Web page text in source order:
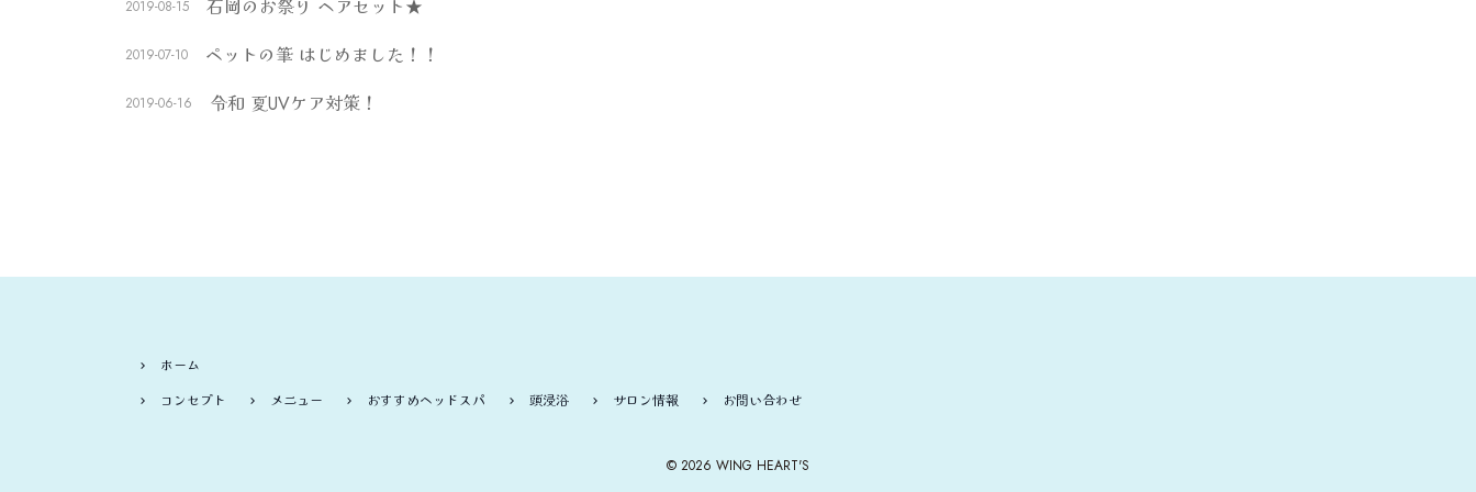
2019-08-15 石岡のお祭り ヘアセット★
2019-07-10 ペットの筆 はじめました！！
2019-06-16 令和 夏UVケア対策！
ホーム
コンセプト
メニュー おすすめヘッドスパ 頭浸浴 サロン情報 お問い合わせ
© 2026 WING HEART'S